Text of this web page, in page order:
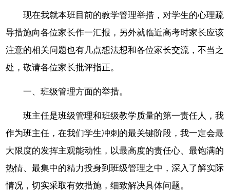
现在我就本班目前的教学管理举措，对学生的心理疏
导措施向各位家长作一汇报，另外就临近高考时家长应该
注意的相关问题也有几点想法想和各位家长交流，不当之
处，敬请各位家长批评指正。
一、班级管理方面的举措。
班主任是班级管理和班级教学质量的第一责任人，我
作为班主任，在我们学生冲刺的最关键阶段，我一定会最
大限度的发挥主观能动性，以最高度的责任心、最饱满的
热情、最集中的精力投身到班级管理之中，深入了解实际
情况，切实采取有效措施，细致解决具体问题。